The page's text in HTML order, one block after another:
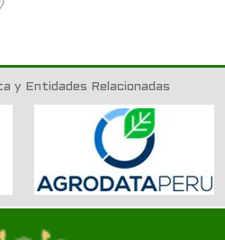
y Entidades Relacionadas